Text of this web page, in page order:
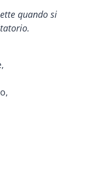
quando si